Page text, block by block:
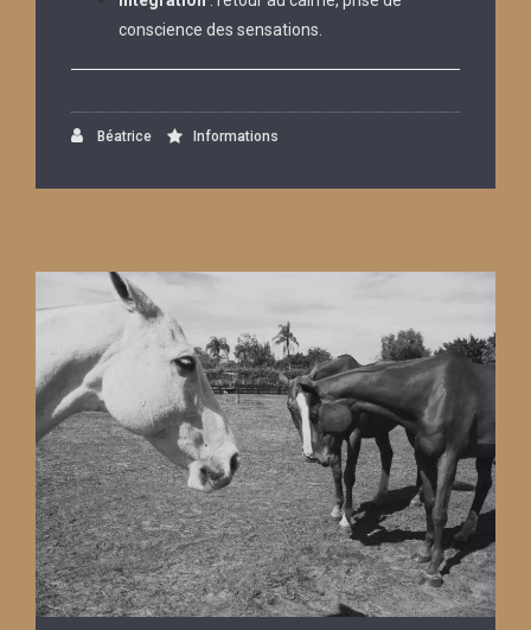
conscience des sensations.
Béatrice Informations